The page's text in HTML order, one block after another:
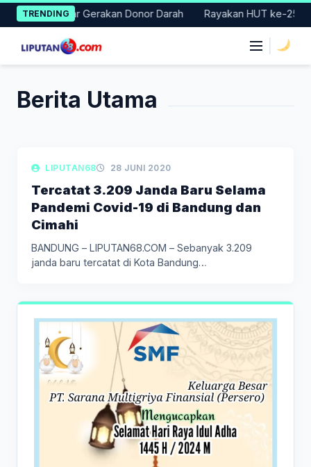
Skip
to
content
TRENDING
Gelar Gerakan Donor Darah Rayakan HUT ke-25,
Berita Utama
LIPUTAN BERITA
LIPUTAN68 28 JUNI 2020
Tercatat 3.209 Janda Baru Selama
Pandemi Covid-19 di Bandung dan
Cimahi
BANDUNG – LIPUTAN68.COM – Sebanyak 3.209
janda baru tercatat di Kota Bandung…